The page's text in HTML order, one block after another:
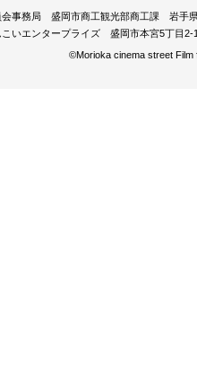
ァンが選ぶ「もう
会事務局 盛岡市商工観光部商工課 岩手
いエンタープライズ 盛岡市本宮5丁目
©Morioka cinema street Film